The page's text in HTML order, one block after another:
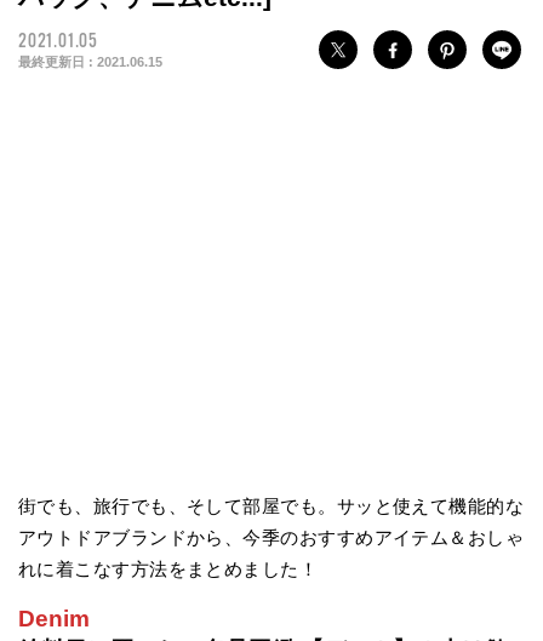
2021.01.05
最終更新日 : 2021.06.15
街でも、旅行でも、そして部屋でも。サッと使えて機能的な
アウトドアブランドから、今季のおすすめアイテム＆おしゃ
れに着こなす方法をまとめました！
Denim